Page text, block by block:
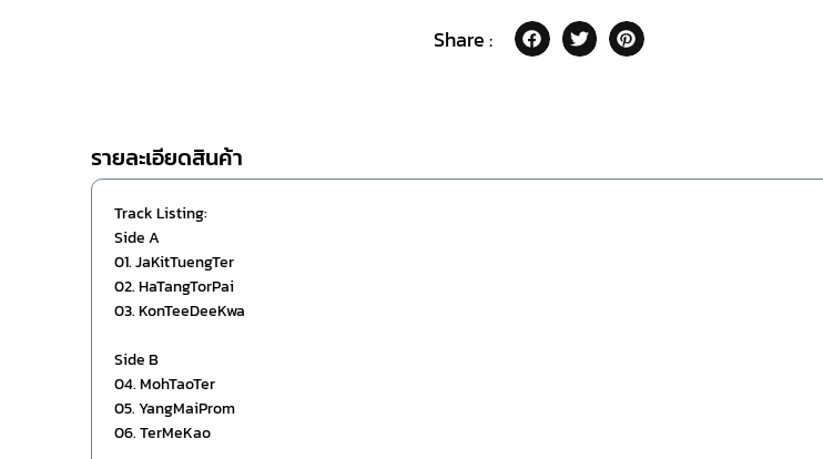
Share :
รายละเอียดสินค้า
Track Listing:
Side A
01. JaKitTuengTer
02. HaTangTorPai
03. KonTeeDeeKwa
Side B
04. MohTaoTer
05. YangMaiProm
06. TerMeKao